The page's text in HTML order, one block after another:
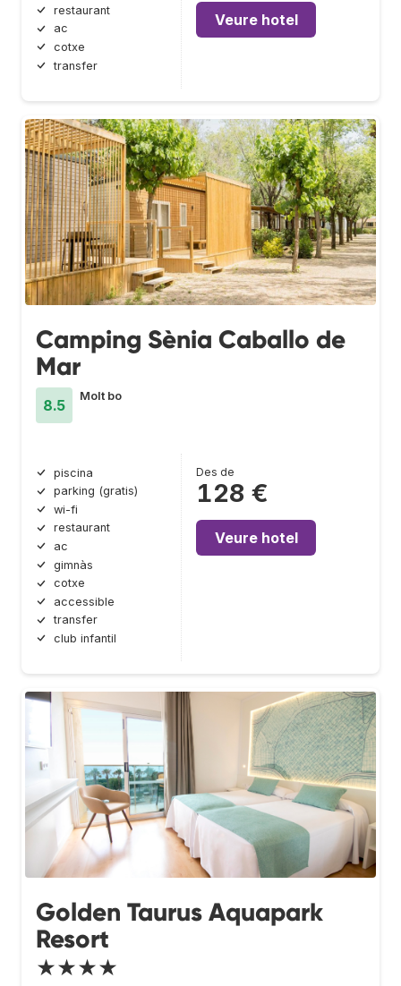
restaurant
ac
cotxe
transfer
Veure hotel
Camping Sènia Caballo de
Mar
8.5
Molt bo
piscina
parking (gratis)
wi-fi
restaurant
ac
gimnàs
cotxe
accessible
transfer
club infantil
Des de
128 €
Veure hotel
Golden Taurus Aquapark
Resort
★★★★